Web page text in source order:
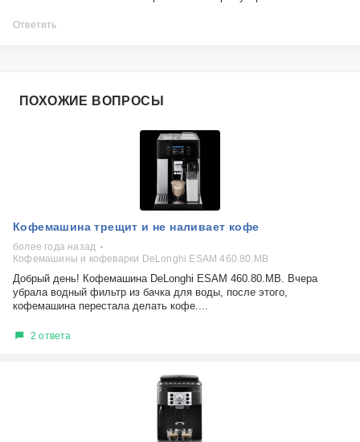
Ответить
ПОХОЖИЕ ВОПРОСЫ
Кофемашина трещит и не наливает кофе
более года назад
Кофемашины и кофеварки DeLonghi ESAM 460.80.MB
Добрый день! Кофемашина DeLonghi ESAM 460.80.MB. Вчера
убрала водный фильтр из бачка для воды, после этого,
кофемашина перестала делать кофе....
2 ответа